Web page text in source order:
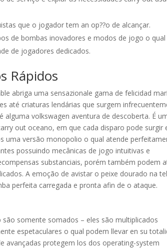
que o jogador tem an op??o de alcançar.
de bombas inovadores e modos de jogo o qual
de jogadores dedicados.
Rápidos
abriga uma sensazionale gama de felicidad
até criaturas lendárias que surgem
volkswagen aventura de descoberta. É
out oceano, em que cada disparo pode surgir
uma versão monopolio o qual atende
possuindo mecânicas de jogo intuitivas e
substanciais, porém também podem
A emoção de avistar o peixe dourado na
perfeita carregada e pronta afin de o ataque.
somente somados – eles são multiplicados
espetaculares o qual podem llevar en su
avançadas protegem los dos operating-system